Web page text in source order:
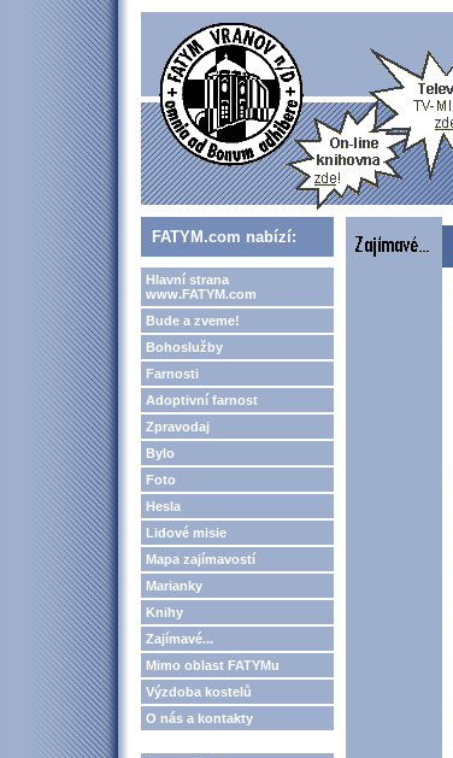
FATYM.com nabízí:
Hlavní strana
www.FATYM.com
Bude a zveme!
Bohoslužby
Farnosti
Adoptivní farnost
Zpravodaj
Bylo
Foto
Hesla
Lidové misie
Mapa zajímavostí
Marianky
Knihy
Zajímavé...
Mimo oblast FATYMu
Výzdoba kostelů
O nás a kontakty